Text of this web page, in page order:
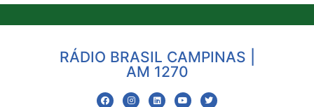
RÁDIO BRASIL CAMPINAS |
AM 1270